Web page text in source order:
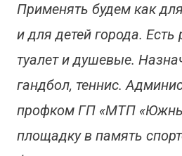
Применять будем как
и для детей города. Есть
туалет и душевые.
гандбол, теннис.
профком ГП «МТП
площадку в память